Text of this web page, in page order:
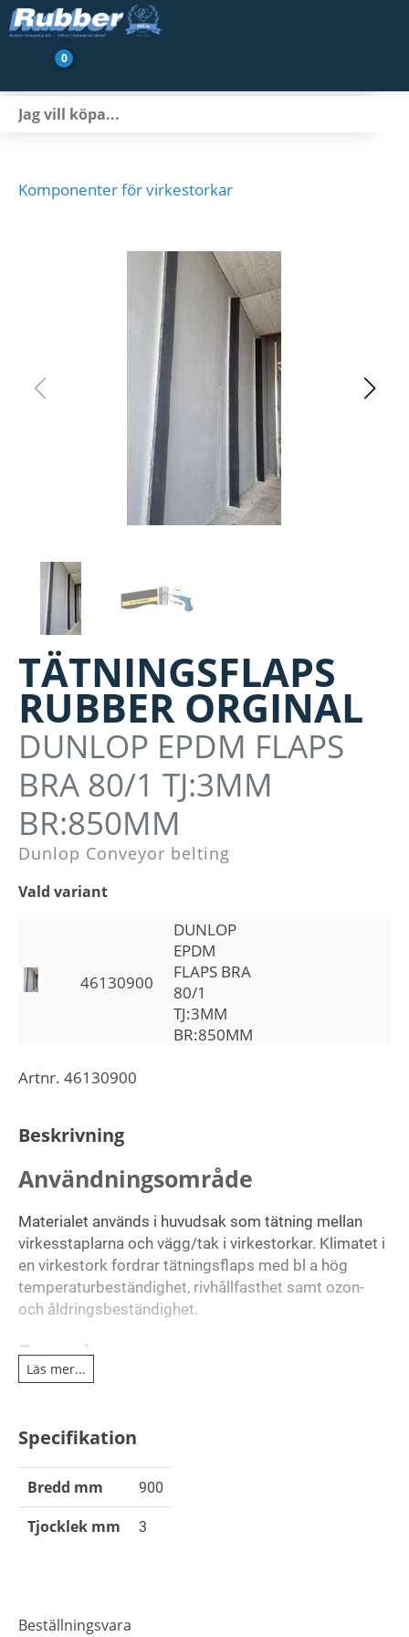
0
Komponenter för virkestorkar
TÄTNINGSFLAPS
RUBBER ORGINAL
DUNLOP EPDM FLAPS
BRA 80/1 TJ:3MM
BR:850MM
Dunlop Conveyor belting
Vald variant
46130900
DUNLOP
EPDM
FLAPS BRA
80/1
TJ:3MM
BR:850MM
Artnr. 46130900
Beskrivning
Användningsområde
Materialet används i huvudsak som tätning mellan
virkesstaplarna och vägg/tak i virkestorkar. Klimatet i
en virkestork fordrar tätningsflaps med bl a hög
temperaturbeständighet, rivhållfasthet samt ozon-
och åldringsbeständighet.
Egenskaper
styrka, smidighet och uthållighet som krävs för att
Teknisk beskrivning
Läs mer...
Specifikation
Bredd mm 900
Tjocklek mm 3
Beställningsvara